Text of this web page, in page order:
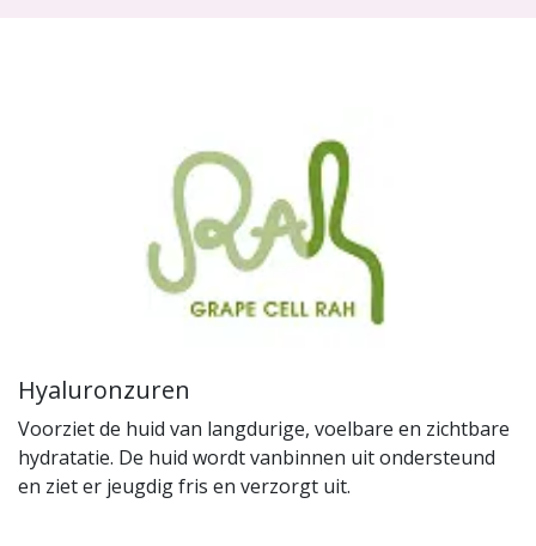
Hyaluronzuren
Voorziet de huid van langdurige, voelbare en zichtbare
hydratatie. De huid wordt vanbinnen uit ondersteund
en ziet er jeugdig fris en verzorgt uit.